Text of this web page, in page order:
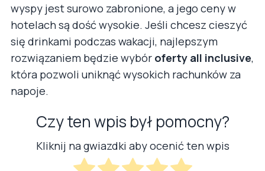
wyspy jest surowo zabronione, a jego ceny w
hotelach są dość wysokie. Jeśli chcesz cieszyć
się drinkami podczas wakacji, najlepszym
rozwiązaniem będzie wybór oferty all inclusive,
która pozwoli uniknąć wysokich rachunków za
napoje.
Czy ten wpis był pomocny?
Kliknij na gwiazdki aby ocenić ten wpis